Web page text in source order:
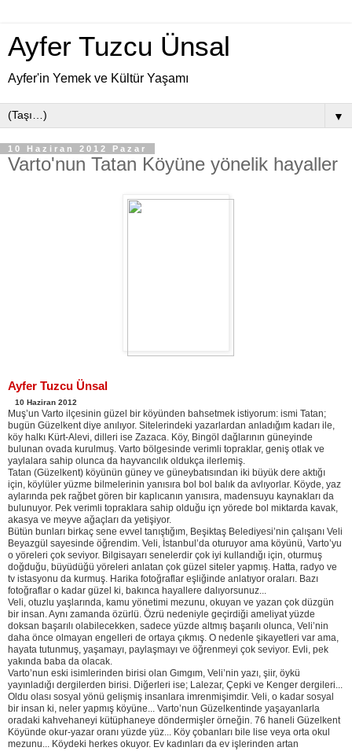
Ayfer Tuzcu Ünsal
Ayfer'in Yemek ve Kültür Yaşamı
▼
10 Haziran 2012 Pazar
Varto'nun Tatan Köyüne yönelik hayaller
Ayfer Tuzcu Ünsal
10 Haziran 2012
Muş’un Varto ilçesinin güzel bir köyünden bahsetmek istiyorum: ismi Tatan;
bugün Güzelkent diye anılıyor. Sitelerindeki yazarlardan anladığım kadarı ile,
köy halkı Kürt-Alevi, dilleri ise Zazaca. Köy, Bingöl dağlarının güneyinde
bulunan ovada kurulmuş. Varto bölgesinde verimli topraklar, geniş otlak ve
yaylalara sahip olunca da hayvancılık oldukça ilerlemiş.
Tatan (Güzelkent) köyünün güney ve güneybatısından iki büyük dere aktığı
için, köylüler yüzme bilmelerinin yanısıra bol bol balık da avlıyorlar. Köyde, yaz
aylarında pek rağbet gören bir kaplıcanın yanısıra, madensuyu kaynakları da
bulunuyor. Pek verimli topraklara sahip olduğu içn yörede bol miktarda kavak,
akasya ve meyve ağaçları da yetişiyor.
Bütün bunları birkaç sene evvel tanıştığım, Beşiktaş Belediyesi’nin çalışanı Veli
Beyazgül sayesinde öğrendim. Veli, İstanbul’da oturuyor ama köyünü, Varto’yu
o yöreleri çok seviyor. Bilgisayarı senelerdir çok iyi kullandığı için, oturmuş
doğduğu, büyüdüğü yöreleri anlatan çok güzel siteler yapmış. Hatta, radyo ve
tv istasyonu da kurmuş. Harika fotoğraflar eşliğinde anlatıyor oraları. Bazı
fotoğraflar o kadar güzel ki, bakınca hayallere dalıyorsunuz...
Veli, otuzlu yaşlarında, kamu yönetimi mezunu, okuyan ve yazan çok düzgün
bir insan. Aynı zamanda özürlü. Özrü nedeniyle geçirdiği ameliyat yüzde
doksan başarılı olabilecekken, sadece yüzde altmış başarılı olunca, Veli’nin
daha önce olmayan engelleri de ortaya çıkmış. O nedenle şikayetleri var ama,
hayata tutunmuş, yaşamayı, paylaşmayı ve öğrenmeyi çok seviyor. Evli, pek
yakında baba da olacak.
Varto’nun eski isimlerinden birisi olan Gımgım, Veli’nin yazı, şiir, öykü
yayınladığı dergilerden birisi. Diğerleri ise; Lalezar, Çepki ve Kenger dergileri...
Oldu olası sosyal yönü gelişmiş insanlara imrenmişimdir. Veli, o kadar sosyal
bir insan ki, neler yapmış köyüne... Varto’nun Güzelkentinde yaşayanlarla
oradaki kahvehaneyi kütüphaneye döndermişler örneğin. 76 haneli Güzelkent
Köyünde okur-yazar oranı yüzde yüz... Köy çobanları bile lise veya orta okul
mezunu... Köydeki herkes okuyor. Ev kadınları da ev işlerinden artan